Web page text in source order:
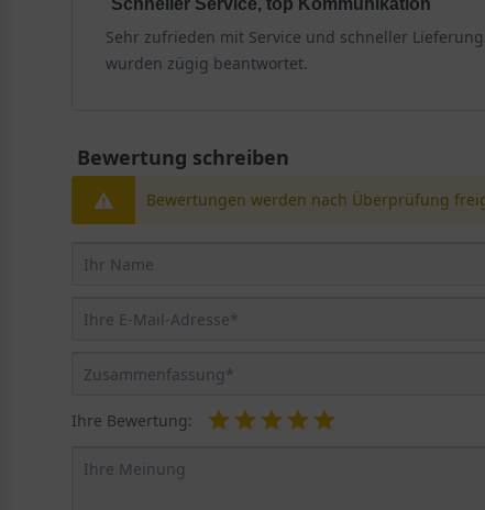
Sehr zufrieden mit Service und schneller
wurden zügig beantwortet.
Bewertung schreiben
Bewertungen werden nach Überprüfung
Ihre Bewertung: